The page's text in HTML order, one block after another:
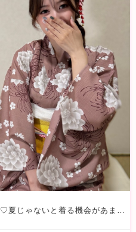
♡夏じゃないと着る機会があまりないので新鮮ですよね🥹🫶可愛く着れたと思うのですがどうですか？